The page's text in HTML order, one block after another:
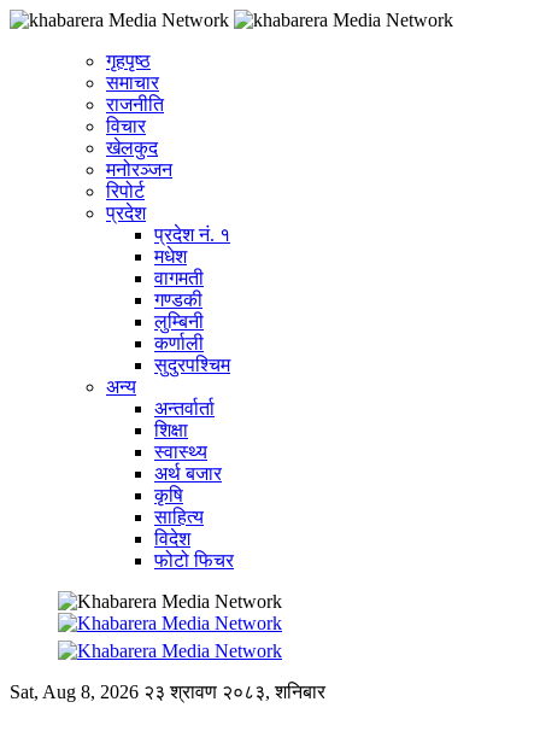
गृहपृष्ठ
समाचार
राजनीति
विचार
खेलकुद
मनोरञ्जन
रिपोर्ट
प्रदेश
प्रदेश नं. १
मधेश
वागमती
गण्डकी
लुम्बिनी
कर्णाली
सुदुरपश्चिम
अन्य
अन्तर्वार्ता
शिक्षा
स्वास्थ्य
अर्थ बजार
कृषि
साहित्य
विदेश
फोटो फिचर
Sat, Aug 8, 2026 २३ श्रावण २०८३, शनिबार